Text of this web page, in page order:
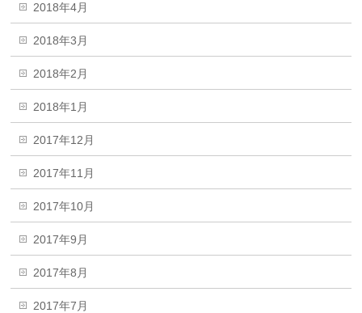
2018年4月
2018年3月
2018年2月
2018年1月
2017年12月
2017年11月
2017年10月
2017年9月
2017年8月
2017年7月